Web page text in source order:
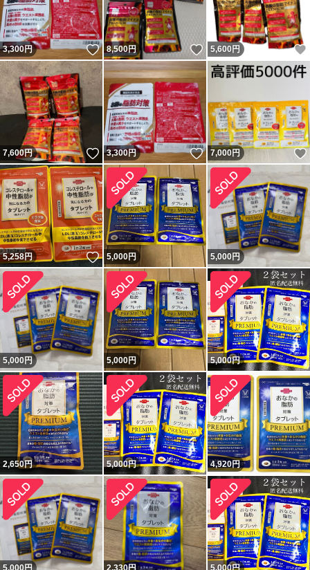
3,300円 いいね！
8,500円 いいね！
5,600 円
7,600円 いいね！
3,300円 いいね！
7,000円
5,258円 いいね！
5,000円 5,000円
5,000円 5,000円 5,000円
2,650円 5,000円 4,920円